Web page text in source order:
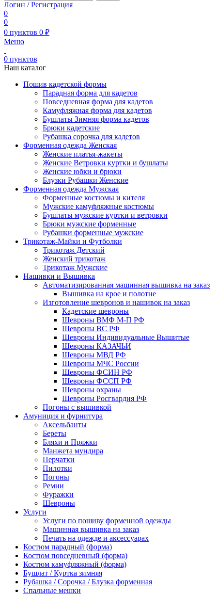
Логин / Регистрация
0
0
0 пунктов 0 ₽
Меню
0 пунктов
Наш каталог
Пошив кадетской формы
Парадная форма для кадетов
Повседневная форма для кадетов
Камуфляжная форма для кадетов
Бушлаты Зимняя форма кадетов
Брюки кадетские
Рубашка сорочка для кадетов
Форменная одежда Женская
Женские платья-жакеты
Женские Ветровки куртки и бушлаты
Женские юбки и брюки
Блузки Рубашки Женские
Форменная одежда Мужская
Форменные костюмы и кителя
Мужские камуфляжные костюмы
Бушлаты мужские куртки и ветровки
Брюки мужские форменные
Рубашки форменные мужские
Трикотаж-Майки и Футболки
Трикотаж Детский
Женский трикотаж
Трикотаж Мужские
Нашивки и Вышивка
Автоматизированная машинная вышивка на заказ
Вышивка на крое и полотне
Изготовление шевронов и нашивок на заказ
Кадетские шевроны
Шевроны ВМФ М-П РФ
Шевроны ВС РФ
Шевроны Индивидуальные Вышитые
Шевроны КАЗАЧЬИ
Шевроны МВД РФ
Шевроны МЧС России
Шевроны ФСИН РФ
Шевроны ФССП РФ
Шевроны охраны
Шевроны Росгвардия РФ
Погоны с вышивкой
Амуниция и фурнитура
Аксельбанты
Береты
Бляхи и Пряжки
Манжета мундира
Перчатки
Пилотки
Погоны
Ремни
Фуражки
Шевроны
Услуги
Услуги по пошиву форменной одежды
Машинная вышивка на заказ
Печать на одежде и аксессуарах
Костюм парадный (форма)
Костюм повседневный (форма)
Костюм камуфляжный (форма)
Бушлат / Куртка зимняя
Рубашка / Сорочка / Блузка форменная
Спальные мешки